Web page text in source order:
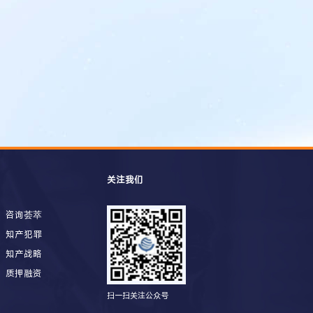
咨询荟萃
知产犯罪
知产战略
质押融资
关注我们
扫一扫关注公众号